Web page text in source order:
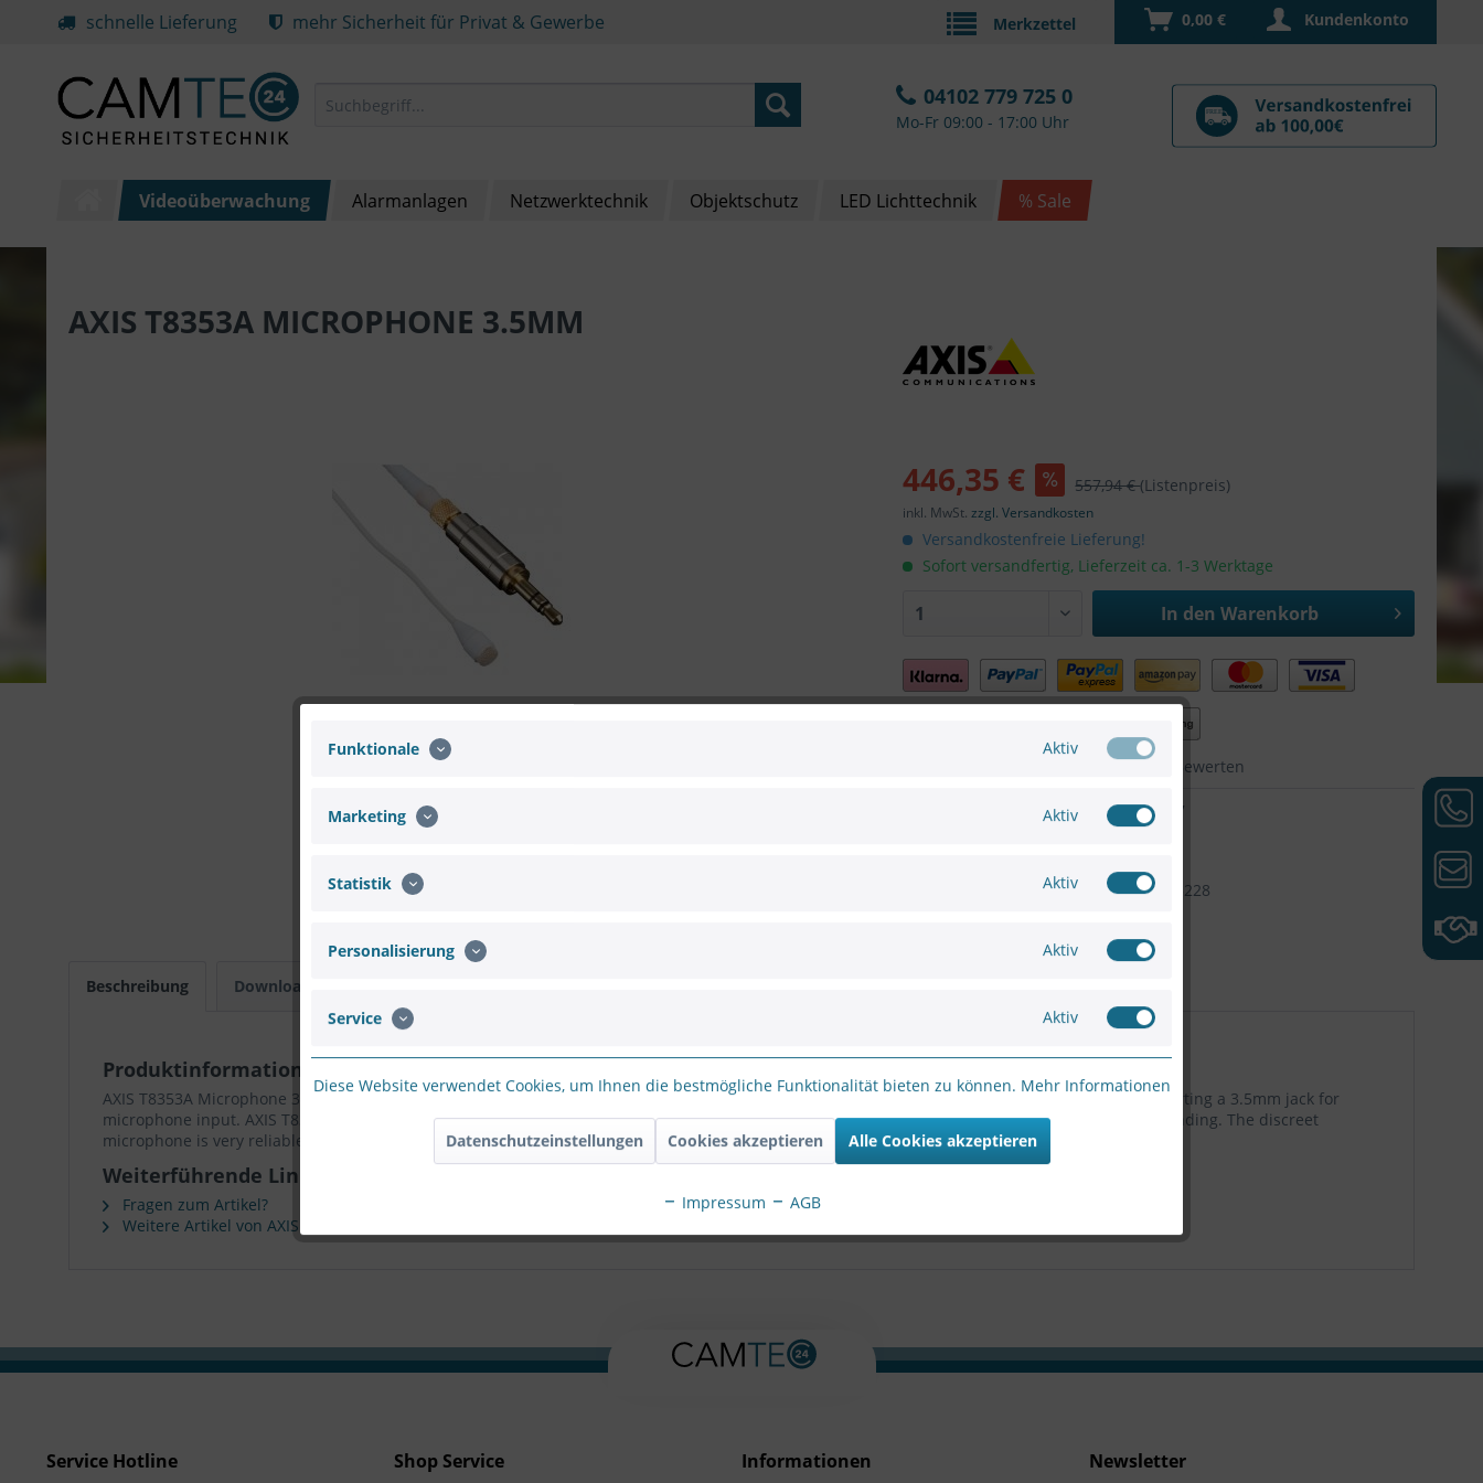
schnelle Lieferung mehr Sicherheit für Privat & Gewerbe Kundenkonto
0,00 €
04102 779 725 0
Mo-Fr 09:00 - 17:00 Uhr
Videoüberwachung Alarmanlagen Netzwerktechnik Objektschutz LED Lichttechnik % Sale
AXIS T8353A MICROPHONE 3.5MM
446,35 € 557,94 €(Listenpreis)
inkl. MwSt.zzgl. Versandkosten
Versandkostenfreie Lieferung!
Sofort versandfertig, Lieferzeit ca. 1-3 Werktage
In den Warenkorb
Merken Bewerten
SC12597277
7331021005228
Beschreibung Downloads
Produktinformationen "AXIS T8353A MICROPHONE 3.5MM"
AXIS T8353A Microphone 3.5mm is an omnidirectional microphone with a 3.5mm adaptor, compatible with all Axis network video products supporting a 3.5mm jack for
microphone input. AXIS T8353A Microphone offers great details and resolution, the capsule has a neutral sonic character and is very natural sounding. The discreet
microphone is very reliable even in demanding environments.
Weiterführende Links zu "AXIS T8353A MICROPHONE 3.5MM"
Fragen zum Artikel?
Weitere Artikel von AXIS
Service Hotline Shop Service Informationen Newsletter
Funktionale Aktiv
Marketing Aktiv
Statistik Aktiv
Personalisierung Aktiv
Service Aktiv
Diese Website verwendet Cookies, um Ihnen die bestmögliche Funktionalität bieten zu können. Mehr Informationen
Datenschutzeinstellungen Cookies akzeptieren Alle Cookies akzeptieren
Impressum AGB